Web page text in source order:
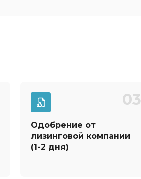
03
Одобрение от
лизинговой компании
(1-2 дня)